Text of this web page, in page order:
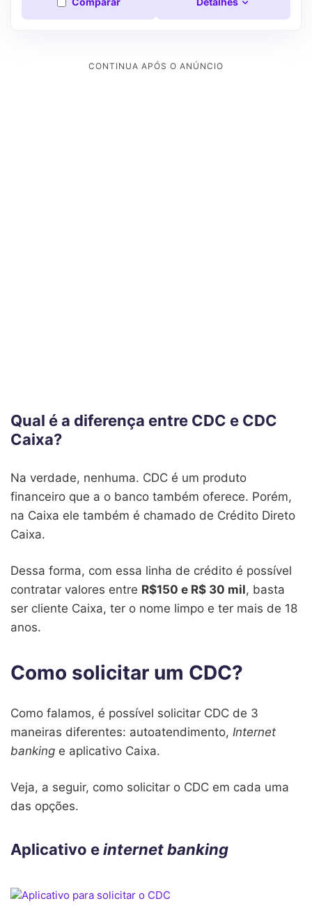
Qual é a diferença entre CDC e CDC
Caixa?
Na verdade, nenhuma. CDC é um produto
financeiro que a o banco também oferece. Porém,
na Caixa ele também é chamado de Crédito Direto
Caixa.
Dessa forma, com essa linha de crédito é possível
contratar valores entre R$150 e R$ 30 mil, basta
ser cliente Caixa, ter o nome limpo e ter mais de 18
anos.
Como solicitar um CDC?
Como falamos, é possível solicitar CDC de 3
maneiras diferentes: autoatendimento, Internet
banking e aplicativo Caixa.
Veja, a seguir, como solicitar o CDC em cada uma
das opções.
Aplicativo einternet banking